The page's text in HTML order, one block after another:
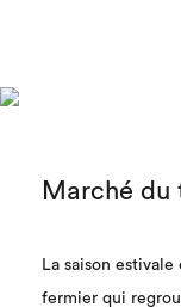
Marché
La saison
fermier qui